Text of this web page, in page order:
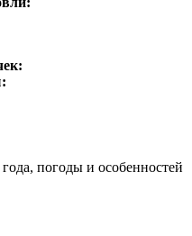
погоды и особенностей